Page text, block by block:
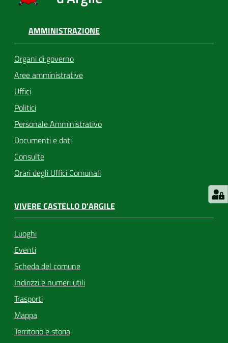
AMMINISTRAZIONE
Organi di governo
Aree amministrative
Uffici
Politici
Personale Amministrativo
Documenti e dati
Consulte
Orari degli Uffici Comunali
VIVERE CASTELLO D'ARGILE
Luoghi
Eventi
Scheda del comune
Indirizzi e numeri utili
Trasporti
Mappa
Territorio e storia